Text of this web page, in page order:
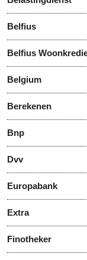
Belfius
Belfius
Belgium
Berekenen
Bnp
Dvv
Europabank
Extra
Finotheker